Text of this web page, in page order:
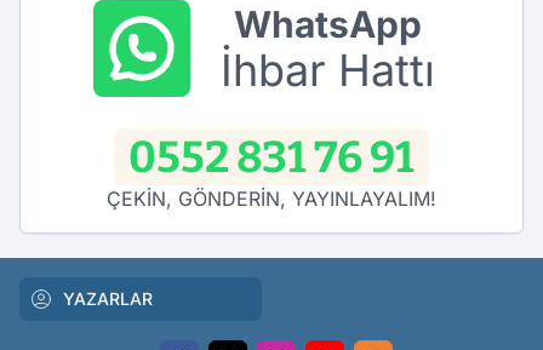
WhatsApp
İhbar Hattı
0552 831 76 91
ÇEKİN, GÖNDERİN, YAYINLAYALIM!
YAZARLAR